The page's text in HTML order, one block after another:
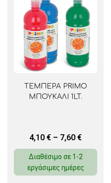
ΤΕΜΠΕΡΑ PRIMO
ΜΠΟΥΚΑΛΙ 1LT.
4,10 € – 7,60 €
Διαθέσιμο σε 1-2
εργάσιμες ημέρες